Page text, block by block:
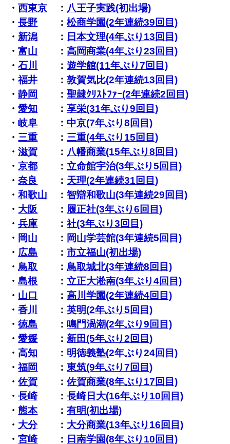
・西東京 ： 八王子実践(初出場)
・長野 ：松商学園(2年連続39回目)
・ 新潟 ： 日本文理(4年ぶり13回目)
・富山 ：高岡商業(4年ぶり23回目)
・石川 ：遊学館(11年ぶり7回目)
・福井 ：敦賀気比(2年連続13回目)
・静岡 ：聖隷ｸﾘｽﾄﾌｧｰ(2年連続2回目)
・愛知 ：享栄(31年ぶり9回目)
・岐阜 ： 中京(7年ぶり8回目)
・ 三重 ： 三重(4年ぶり15回目)
・滋賀 ： 八幡商業(15年ぶり8回目)
・京都 ： 立命館宇治(3年ぶり5回目)
・奈良 ： 天理(2年連続31回目)
・和歌山 ：智辯和歌山(3年連続29回目)
・ 大阪 ： 履正社(3年ぶり6回目)
・兵庫 ：社(3年ぶり3回目)
・ 岡山 ： 岡山学芸館(3年連続5回目)
・ 広島 ：市立福山(初出場)
・ 鳥取 ： 鳥取城北(3年連続8回目)
・島根 ： 立正大淞南(3年ぶり4回目)
・ 山口 ：高川学園(2年連続4回目)
・香川 ：英明(2年ぶり5回目)
・徳島 ： 鳴門渦潮(2年ぶり9回目)
・愛媛 ： 新田(5年ぶり2回目)
・高知 ： 明徳義塾(2年ぶり24回目)
・福岡 ：東筑(9年ぶり7回目)
・佐賀 ：佐賀商業(8年ぶり17回目)
・長崎：長崎日大(16年ぶり10回目)
・ 熊本：有明(初出場)
・ 大分： 大分商業(13年ぶり16回目)
・宮崎： 日南学園(8年ぶり10回目)